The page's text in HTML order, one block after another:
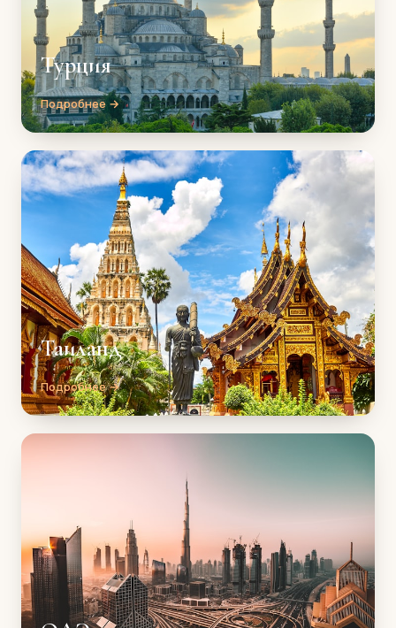
Турция
Подробнее →
Таиланд
Подробнее →